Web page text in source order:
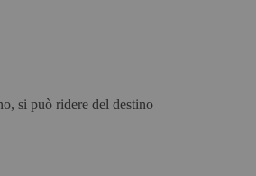
si può ridere del destino